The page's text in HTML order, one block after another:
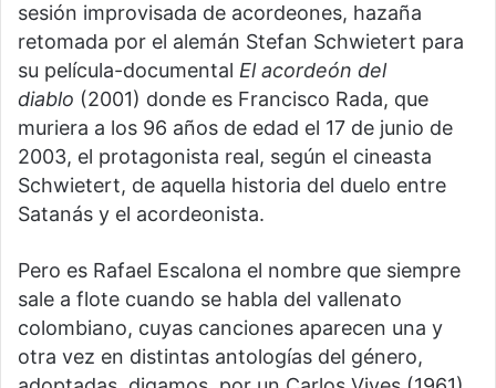
sesión improvisada de acordeones, hazaña
retomada por el alemán Stefan Schwietert para
su película-documental El acordeón del
diablo (2001) donde es Francisco Rada, que
muriera a los 96 años de edad el 17 de junio de
2003, el protagonista real, según el cineasta
Schwietert, de aquella historia del duelo entre
Satanás y el acordeonista.
Pero es Rafael Escalona el nombre que siempre
sale a flote cuando se habla del vallenato
colombiano, cuyas canciones aparecen una y
otra vez en distintas antologías del género,